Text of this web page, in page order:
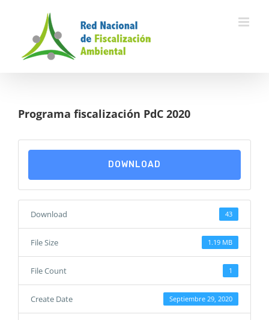
Programa fiscalización PdC 2020
DOWNLOAD
Download 43
File Size 1.19 MB
File Count 1
Create Date Septiembre 29, 2020